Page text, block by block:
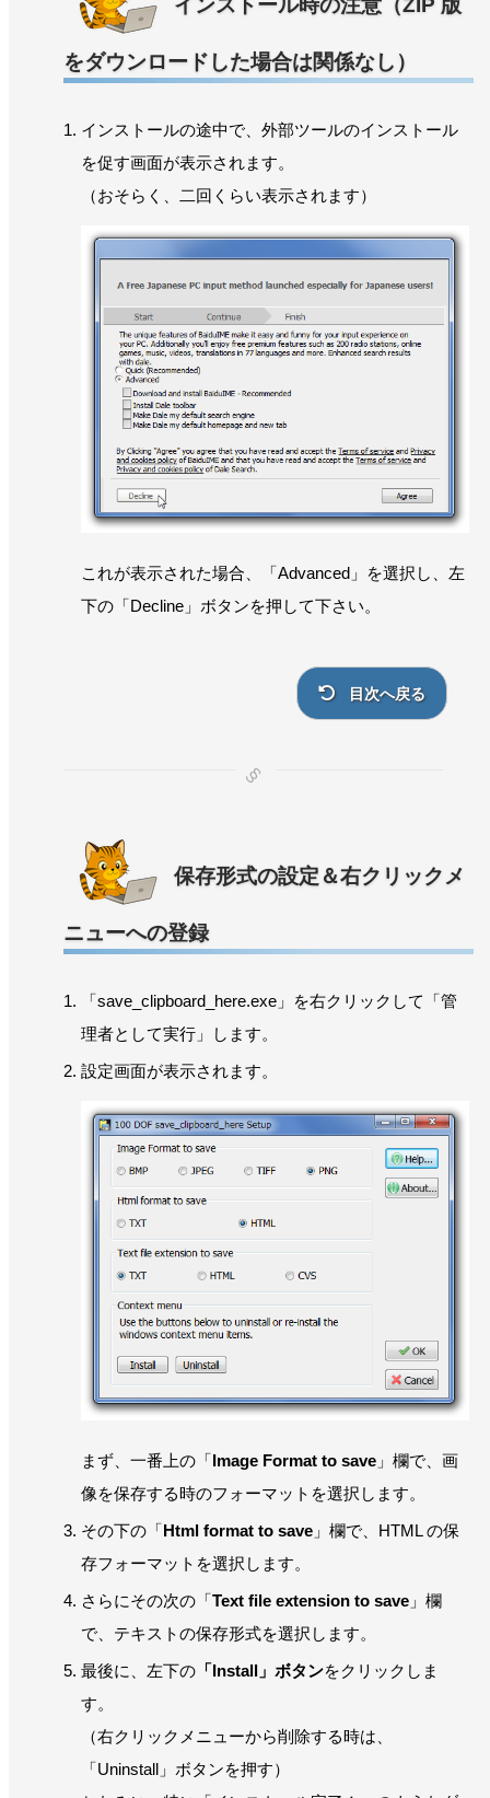
をダウンロードした場合は関係なし）
インストールの途中で、外部ツールのインストール
を促す画面が表示されます。
（おそらく、二回くらい表示されます）
これが表示された場合、「Advanced」を選択し、左
下の「Decline」ボタンを押して下さい。
目次へ戻る
保存形式の設定＆右クリックメ
ニューへの登録
「save_clipboard_here.exe」を右クリックして「管
理者として実行」します。
設定画面が表示されます。
まず、一番上の「Image Format to save 」欄で、画
像を保存する時のフォーマットを選択します。
その下の「Html format to save 」欄で、HTML の保
存フォーマットを選択します。
さらにその次の「Text file extension to save 」欄
で、テキストの保存形式を選択します。
最後に、左下の 「Install」ボタンをクリックしま
す。
（右クリックメニューから削除する時は、
「Uninstall」ボタンを押す）